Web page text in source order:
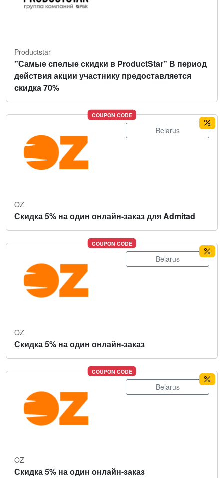
Productstar
"Самые спелые скидки в ProductStar" В период
действия акции участнику предоставляется
скидка 70%
COUPON CODE
Belarus
OZ
Скидка 5% на один онлайн-заказ для Admitad
COUPON CODE
Belarus
OZ
Скидка 5% на один онлайн-заказ
COUPON CODE
Belarus
OZ
Скидка 5% на один онлайн-заказ